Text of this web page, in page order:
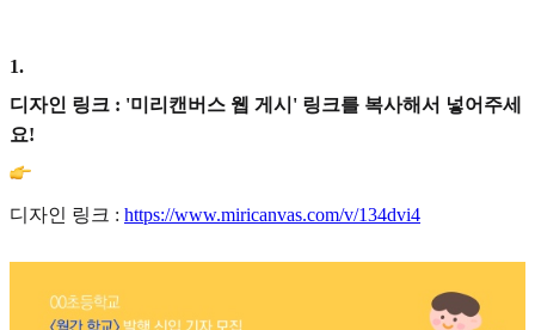
1.
디자인 링크 : '미리캔버스 웹 게시' 링크를 복사해서 넣어주세
요!
디자인 링크 : https://www.miricanvas.com/v/134dvi4